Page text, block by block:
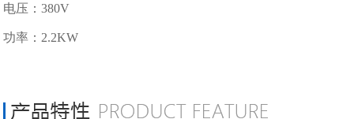
电压：380V
功率：2.2KW